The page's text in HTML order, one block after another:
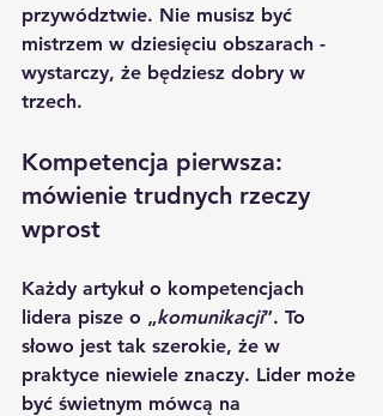
przywództwie. Nie musisz być
mistrzem w dziesięciu obszarach -
wystarczy, że będziesz dobry w
trzech.
Kompetencja pierwsza:
mówienie trudnych rzeczy
wprost
Każdy artykuł o kompetencjach
lidera pisze o „komunikacji”. To
słowo jest tak szerokie, że w
praktyce niewiele znaczy. Lider może
być świetnym mówcą na